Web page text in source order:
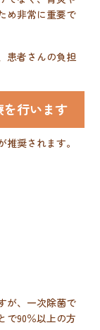
め非常に重要で
患者さんの負担
を行います
奨されます。
が、一次除菌で
で90％以上の方